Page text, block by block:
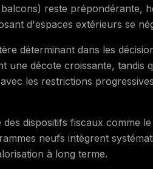
reste prépondérante,
d'espaces extérieurs se
déterminant dans les
une décote croissante, tandis
les restrictions
dispositifs fiscaux comme
neufs intègrent
à long terme.